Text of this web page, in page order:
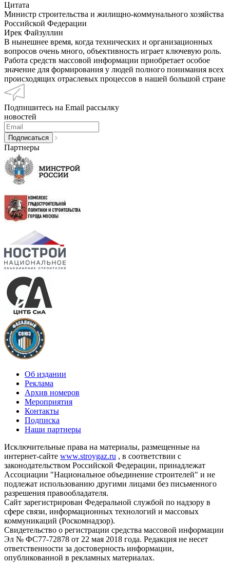
Цитата
Министр строительства и жилищно-коммунального хозяйства
Российской Федерации
Ирек Файзуллин
В нынешнее время, когда технических и организационных
вопросов очень много, объективность играет ключевую роль.
Работа средств массовой информации приобретает особое
значение для формирования у людей полного понимания всех
происходящих отраслевых процессов в нашей большой стране
Подпишитесь на Email рассылку
новостей
Партнеры
Об издании
Реклама
Архив номеров
Мероприятия
Контакты
Подписка
Наши партнеры
Исключительные права на материалы, размещенные на
интернет-сайте www.stroygaz.ru , в соответствии с
законодательством Российской Федерации, принадлежат
Ассоциации "Национальное объединение строителей" и не
подлежат использованию другими лицами без письменного
разрешения правообладателя.
Сайт зарегистрирован Федеральной службой по надзору в
сфере связи, информационных технологий и массовых
коммуникаций (Роскомнадзор).
Свидетельство о регистрации средства массовой информации
Эл № ФС77-72878 от 22 мая 2018 года. Редакция не несет
ответственности за достоверность информации,
опубликованной в рекламных материалах.